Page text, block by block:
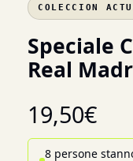
COLECCION
Speciale
Real
19,50€
8 persone